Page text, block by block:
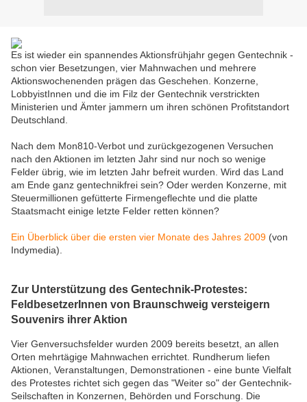
Es ist wieder ein spannendes Aktionsfrühjahr gegen Gentechnik -
schon vier Besetzungen, vier Mahnwachen und mehrere
Aktionswochenenden prägen das Geschehen. Konzerne,
LobbyistInnen und die im Filz der Gentechnik verstrickten
Ministerien und Ämter jammern um ihren schönen Profitstandort
Deutschland.
Nach dem Mon810-Verbot und zurückgezogenen Versuchen
nach den Aktionen im letzten Jahr sind nur noch so wenige
Felder übrig, wie im letzten Jahr befreit wurden. Wird das Land
am Ende ganz gentechnikfrei sein? Oder werden Konzerne, mit
Steuermillionen gefütterte Firmengeflechte und die platte
Staatsmacht einige letzte Felder retten können?
Ein Überblick über die ersten vier Monate des Jahres 2009 (von
Indymedia).
Zur Unterstützung des Gentechnik-Protestes:
FeldbesetzerInnen von Braunschweig versteigern
Souvenirs ihrer Aktion
Vier Genversuchsfelder wurden 2009 bereits besetzt, an allen
Orten mehrtägige Mahnwachen errichtet. Rundherum liefen
Aktionen, Veranstaltungen, Demonstrationen - eine bunte Vielfalt
des Protestes richtet sich gegen das "Weiter so" der Gentechnik-
Seilschaften in Konzernen, Behörden und Forschung. Die